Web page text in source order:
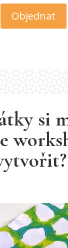
Objednat
si